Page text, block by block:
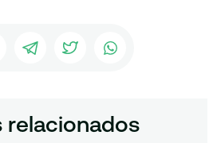
relacionados